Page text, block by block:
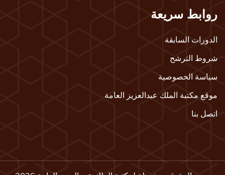
روابط سريعة
الدورات السابقة
شروط الترشح
سياسة الخصوصية
موقع مكتبة الملك عبدالعزيز العامة
اتصل بنا